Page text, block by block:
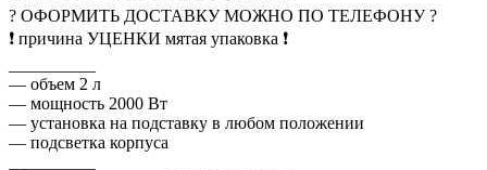
? ОФОРМИТЬ ДОСТАВКУ МОЖНО ПО ТЕЛЕФОНУ ?
❗ причина УЦЕНКИ мятая упаковка ❗
— объем 2 л
— мощность 2000 Вт
— установка на подставку в любом положении
— подсветка корпуса